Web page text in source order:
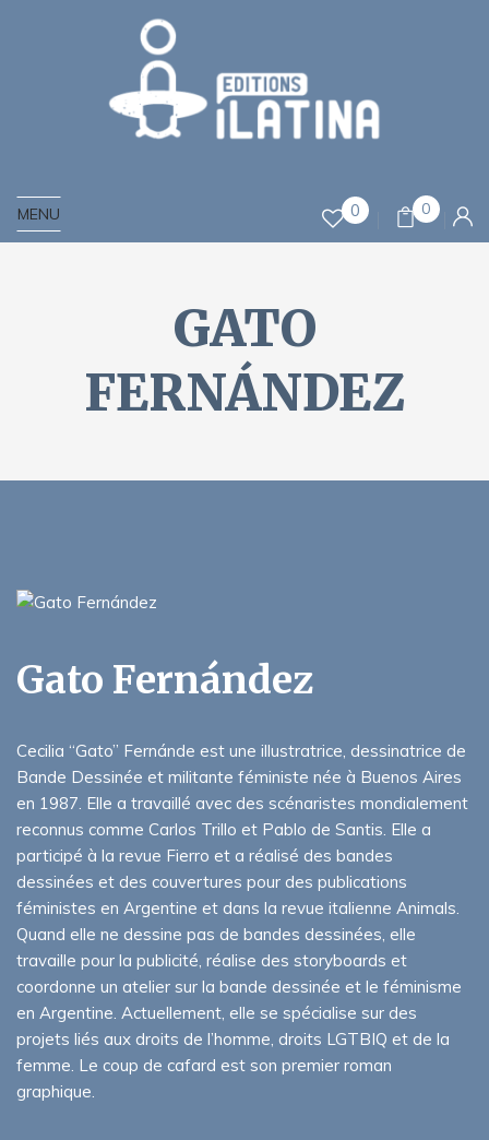
MENU 0 0
GATO
FERNÁNDEZ
Gato Fernández
Cecilia “Gato” Fernánde est une illustratrice, dessinatrice de
Bande Dessinée et militante féministe née à Buenos Aires
en 1987. Elle a travaillé avec des scénaristes mondialement
reconnus comme Carlos Trillo et Pablo de Santis. Elle a
participé à la revue Fierro et a réalisé des bandes
dessinées et des couvertures pour des publications
féministes en Argentine et dans la revue italienne Animals.
Quand elle ne dessine pas de bandes dessinées, elle
travaille pour la publicité, réalise des storyboards et
coordonne un atelier sur la bande dessinée et le féminisme
en Argentine. Actuellement, elle se spécialise sur des
projets liés aux droits de l’homme, droits LGTBIQ et de la
femme. Le coup de cafard est son premier roman
graphique.